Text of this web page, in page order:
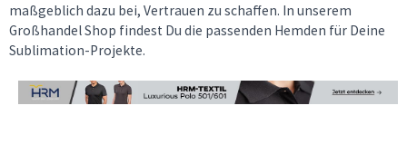
maßgeblich dazu bei, Vertrauen zu schaffen. In unserem
Großhandel Shop findest Du die passenden Hemden für Deine
Sublimation-Projekte.